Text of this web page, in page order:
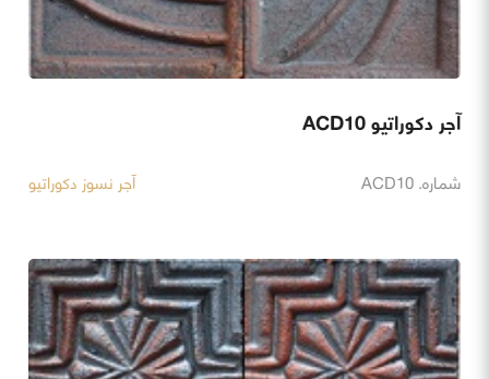
آجر دکوراتیو ACD10
شماره. ACD10 آجر نسوز دکوراتیو